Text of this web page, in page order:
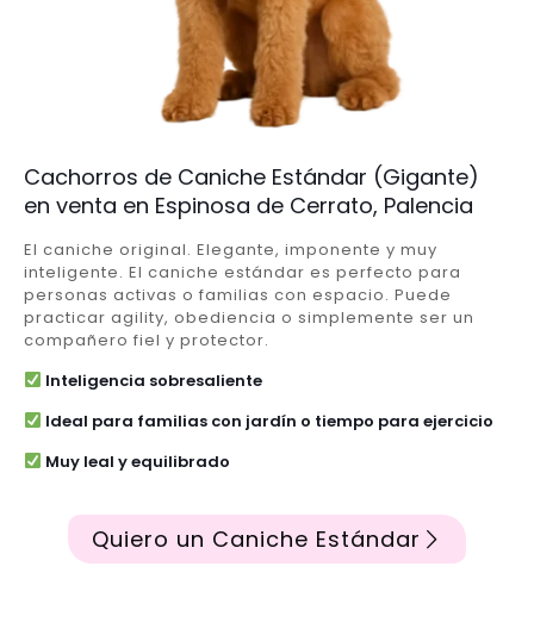
Cachorros de Caniche Estándar (Gigante)
en venta en Espinosa de Cerrato, Palencia
El caniche original. Elegante, imponente y muy
inteligente. El caniche estándar es perfecto para
personas activas o familias con espacio. Puede
practicar agility, obediencia o simplemente ser un
compañero fiel y protector.
Inteligencia sobresaliente
Ideal para familias con jardín o tiempo para ejercicio
Muy leal y equilibrado
Quiero un Caniche Estándar